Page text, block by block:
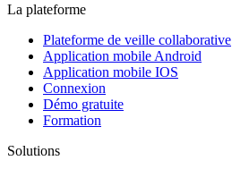
La plateforme
Plateforme de veille collaborative
Application mobile Android
Application mobile IOS
Connexion
Démo gratuite
Formation
Solutions